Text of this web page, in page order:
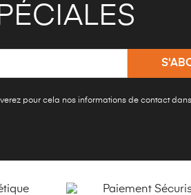
pour cela nos informations de contact